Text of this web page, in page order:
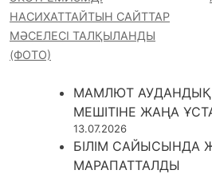
НАСИХАТТАЙТЫН САЙТТАР
МӘСЕЛЕСІ ТАЛҚЫЛАНДЫ
(ФОТО)
МАМЛЮТ АУДАНДЫҚ
МЕШІТІНЕ ЖАҢА
13.07.2026
БІЛІМ САЙЫСЫНДА
МАРАПАТТАЛДЫ